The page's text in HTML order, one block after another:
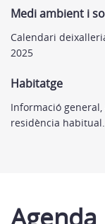
Medi ambient i
Calendari
2025
Habitatge
Informació
residència habitual.
Agenda